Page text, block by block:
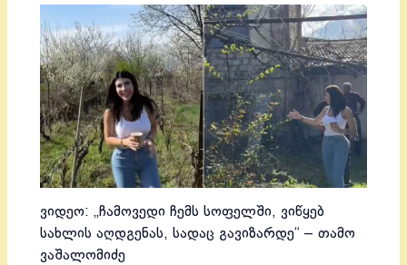
ვიდეო: „ჩამოვედი ჩემს სოფელში, ვიწყებ
სახლის აღდგენას, სადაც გავიზარდე“ – თამო
ვაშალომიძე